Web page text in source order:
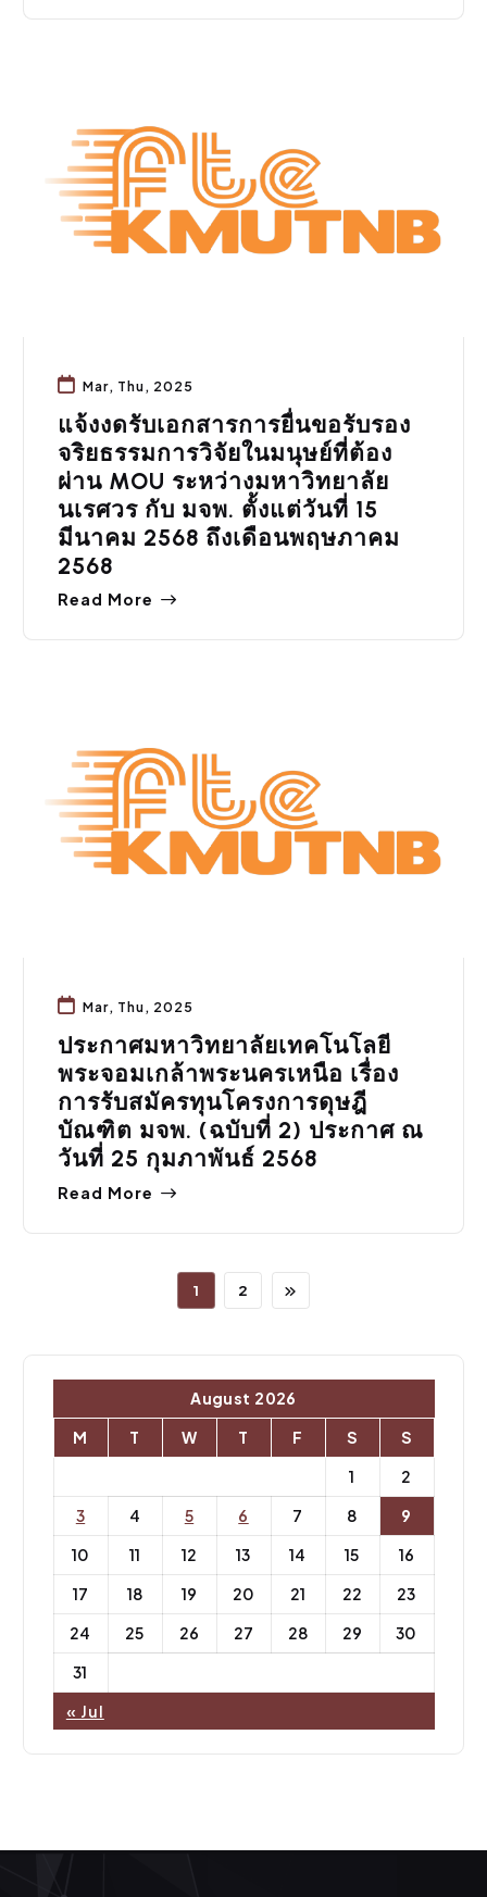
Mar, Thu, 2025
แจ้งงดรับเอกสารการยื่นขอรับรอง
จริยธรรมการวิจัยในมนุษย์ที่ต้อง
ผ่าน MOU ระหว่างมหาวิทยาลัย
นเรศวร กับ มจพ. ตั้งแต่วันที่ 15
มีนาคม 2568 ถึงเดือนพฤษภาคม
2568
Read More
Mar, Thu, 2025
ประกาศมหาวิทยาลัยเทคโนโลยี
พระจอมเกล้าพระนครเหนือ เรื่อง
การรับสมัครทุนโครงการดุษฎี
บัณฑิต มจพ. (ฉบับที่ 2) ประกาศ ณ
วันที่ 25 กุมภาพันธ์ 2568
Read More
1 2
August 2026
M
T W T F S
S
1
2
3
4 5 6 7 8
9
10
11 12 13 14 15
16
17
18 19 20 21 22
23
24
25 26 27 28 29
30
31
« Jul